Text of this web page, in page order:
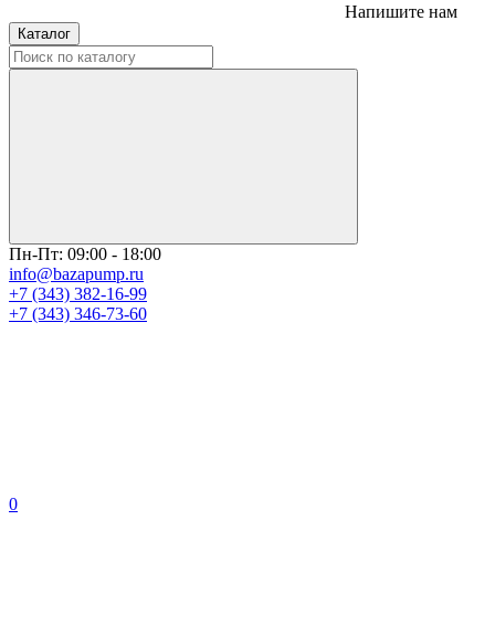
Напишите нам
Каталог
Пн-Пт: 09:00 - 18:00
info@bazapump.ru
+7 (343) 382-16-99
+7 (343) 346-73-‬60
0